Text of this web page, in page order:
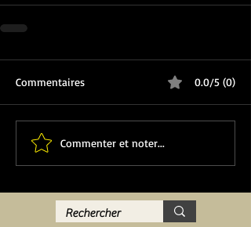
Commentaires 0.0/5 (0)
Commenter et noter...